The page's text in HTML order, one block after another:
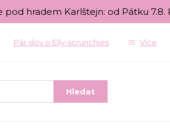
hradem Karlštejn: od Pátku 7.8.
Pár slov o Elly-scrunchies Více
Hledat